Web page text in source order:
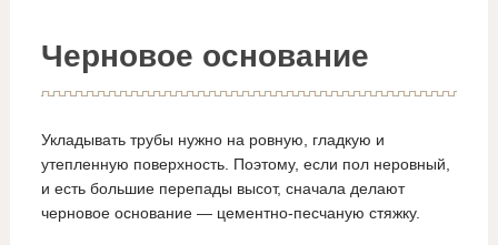
Черновое основание
Укладывать трубы нужно на ровную, гладкую и
утепленную поверхность. Поэтому, если пол неровный,
и есть большие перепады высот, сначала делают
черновое основание — цементно-песчаную стяжку.